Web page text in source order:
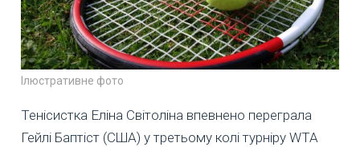
Ілюстративне фото
Тенісистка Еліна Світоліна впевнено переграла
Гейлі Баптіст (США) у третьому колі турніру WTA